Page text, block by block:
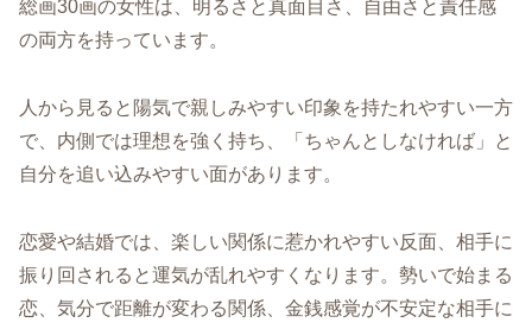
総画30画の女性は、明るさと真面目さ、自由さと責任感
の両方を持っています。
人から見ると陽気で親しみやすい印象を持たれやすい一方
で、内側では理想を強く持ち、「ちゃんとしなければ」と
自分を追い込みやすい面があります。
恋愛や結婚では、楽しい関係に惹かれやすい反面、相手に
振り回されると運気が乱れやすくなります。勢いで始まる
恋、気分で距離が変わる関係、金銭感覚が不安定な相手に